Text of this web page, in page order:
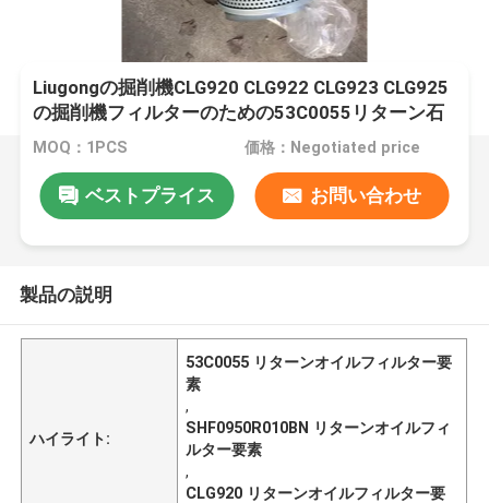
Liugongの掘削機CLG920 CLG922 CLG923 CLG925
の掘削機フィルターのための53C0055リターン石
油フィルターの要素SHF0950R010BN
MOQ：1PCS 価格：Negotiated price
ベストプライス お問い合わせ
製品の説明
ハイライト:
53C0055 リターンオイルフィルター要
素
,
SHF0950R010BN リターンオイルフィ
ルター要素
,
CLG920 リターンオイルフィルター要